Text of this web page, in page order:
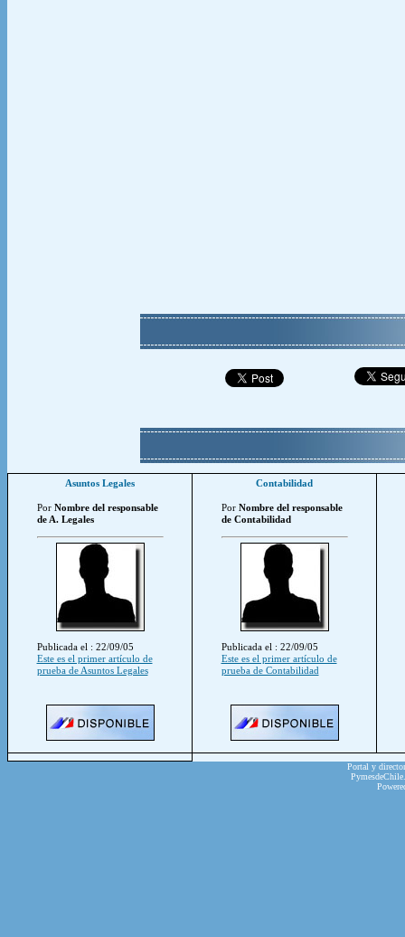
Asuntos Legales
Por Nombre del responsable
de A. Legales
Publicada el : 22/09/05
Este es el primer artículo de
prueba de Asuntos Legales
Contabilidad
Por Nombre del responsable
de Contabilidad
Publicada el : 22/09/05
Este es el primer artículo de
prueba de Contabilidad
Portal y